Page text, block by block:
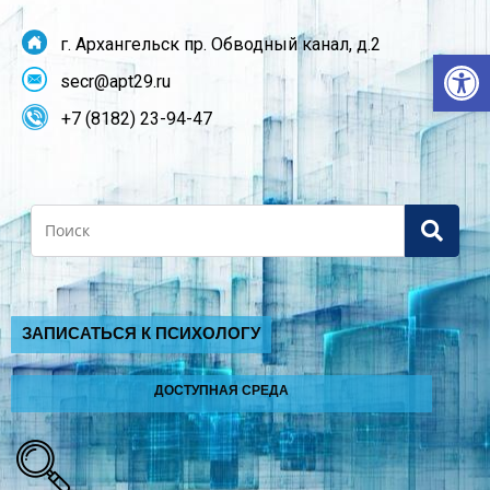
г. Архангельск пр. Обводный канал, д.2
secr@apt29.ru
+7 (8182) 23-94-47
Search
ЗАПИСАТЬСЯ К ПСИХОЛОГУ
ДОСТУПНАЯ СРЕДА